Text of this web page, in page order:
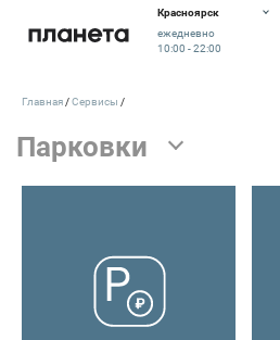
Красноярск
ежедневно
10:00 - 22:00
Главная Сервисы